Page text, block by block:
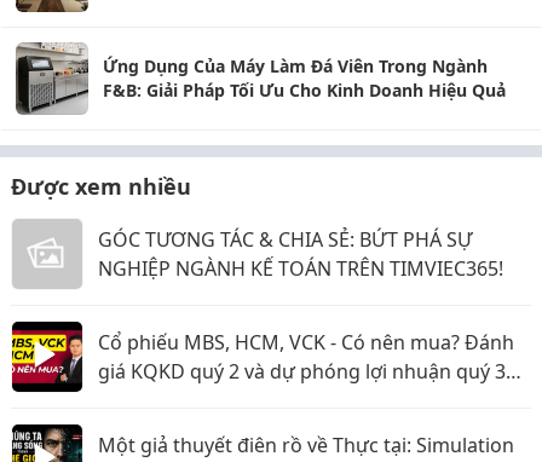
Ứng Dụng Của Máy Làm Đá Viên Trong Ngành
F&B: Giải Pháp Tối Ưu Cho Kinh Doanh Hiệu Quả
Được xem nhiều
GÓC TƯƠNG TÁC & CHIA SẺ: BỨT PHÁ SỰ
NGHIỆP NGÀNH KẾ TOÁN TRÊN TIMVIEC365!
Cổ phiếu MBS, HCM, VCK - Có nên mua? Đánh
giá KQKD quý 2 và dự phóng lợi nhuận quý 3
Một giả thuyết điên rồ về Thực tại: Simulation